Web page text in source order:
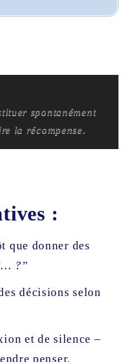
spontanément
la récompense.
:
que donner des
?”
décisions selon
et de silence –
penser.